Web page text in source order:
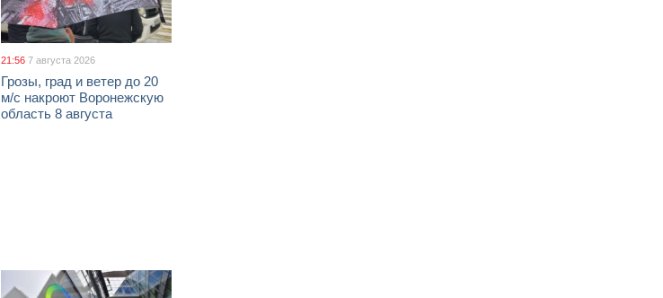
21:56 7 августа 2026
Грозы, град и ветер до 20
м/с накроют Воронежскую
область 8 августа